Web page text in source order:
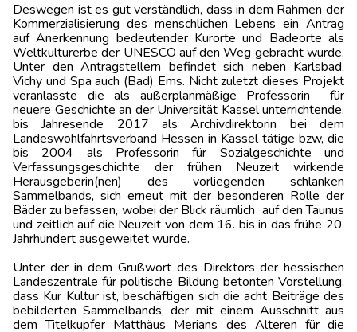
Deswegen ist es gut verständlich, dass in dem Rahmen der
Kommerzialisierung des menschlichen Lebens ein Antrag
auf Anerkennung bedeutender Kurorte und Badeorte als
Weltkulturerbe der UNESCO auf den Weg gebracht wurde.
Unter den Antragstellern befindet sich neben Karlsbad,
Vichy und Spa auch (Bad) Ems. Nicht zuletzt dieses Projekt
veranlasste die als außerplanmäßige Professorin
für
neuere Geschichte an der Universität Kassel unterrichtende,
bis Jahresende 2017 als Archivdirektorin bei dem
Landeswohlfahrtsverband Hessen in Kassel tätige bzw, die
bis 2004 als Professorin für Sozialgeschichte und
Verfassungsgeschichte der frühen Neuzeit wirkende
Herausgeberin(nen) des vorliegenden schlanken
Sammelbands, sich erneut mit der besonderen Rolle der
Bäder zu befassen, wobei der Blick räumlich auf den Taunus
und zeitlich auf die Neuzeit von dem 16. bis in das frühe 20.
Jahrhundert ausgeweitet wurde.
Unter der in dem Grußwort des Direktors der hessischen
Landeszentrale für politische Bildung betonten Vorstellung,
dass Kur Kultur ist, beschäftigen sich die acht Beiträge des
bebilderten Sammelbands, der mit einem Ausschnitt aus
dem Titelkupfer Matthäus Merians des Älteren für die